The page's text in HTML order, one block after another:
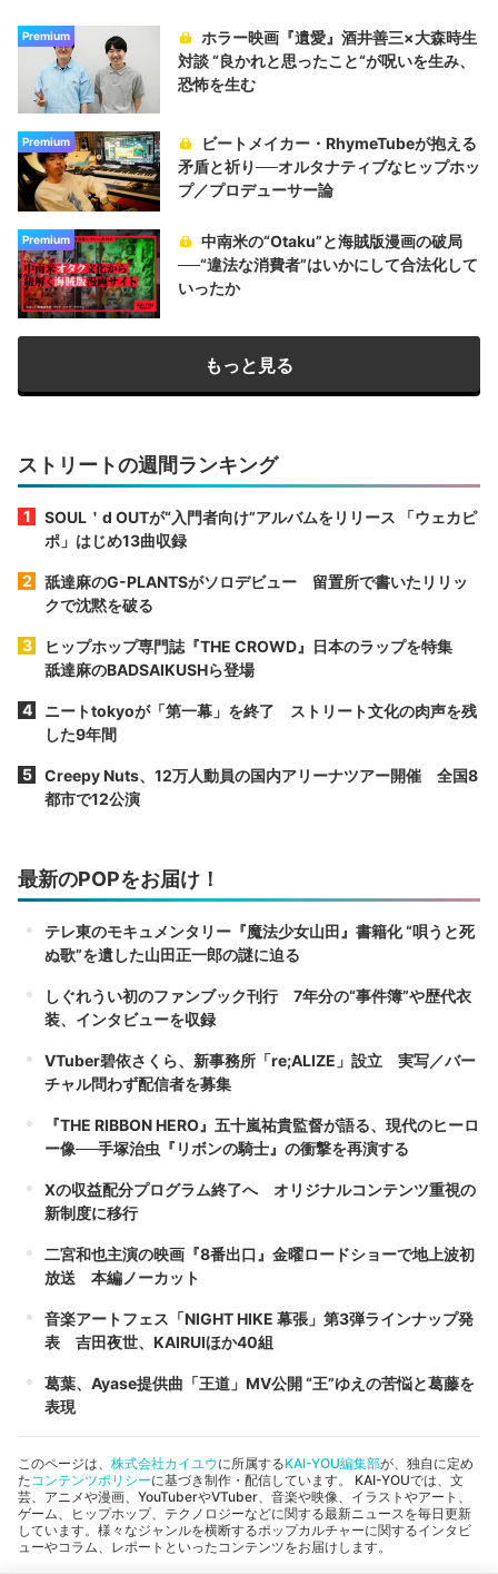
Premium
ホラー映画『遺愛』酒井善三×大森時生
対談 “良かれと思ったこと“が呪いを生み、
恐怖を生む
Premium
ビートメイカー・RhymeTubeが抱える
矛盾と祈り──オルタナティブなヒップホッ
プ／プロデューサー論
Premium
中南米の“Otaku”と海賊版漫画の破局
──“違法な消費者”はいかにして合法化して
いったか
もっと見る
ストリートの週間ランキング
SOUL＇d OUTが“入門者向け”アルバムをリリース 「ウェカピ
ポ」はじめ13曲収録
舐達麻のG-PLANTSがソロデビュー 留置所で書いたリリッ
クで沈黙を破る
ヒップホップ専門誌『THE CROWD』日本のラップを特集
舐達麻のBADSAIKUSHら登場
ニートtokyoが「第一幕」を終了 ストリート文化の肉声を残
した9年間
Creepy Nuts、12万人動員の国内アリーナツアー開催 全国8
都市で12公演
最新のPOPをお届け！
テレ東のモキュメンタリー『魔法少女山田』書籍化 “唄うと死
ぬ歌”を遺した山田正一郎の謎に迫る
しぐれうい初のファンブック刊行 7年分の“事件簿”や歴代衣
装、インタビューを収録
VTuber碧依さくら、新事務所「re;ALIZE」設立 実写／バー
チャル問わず配信者を募集
『THE RIBBON HERO』五十嵐祐貴監督が語る、現代のヒーロ
ー像──手塚治虫『リボンの騎士』の衝撃を再演する
Xの収益配分プログラム終了へ オリジナルコンテンツ重視の
新制度に移行
二宮和也主演の映画『8番出口』金曜ロードショーで地上波初
放送 本編ノーカット
音楽アートフェス「NIGHT HIKE 幕張」第3弾ラインナップ発
表 吉田夜世、KAIRUIほか40組
葛葉、Ayase提供曲「王道」MV公開 “王”ゆえの苦悩と葛藤を
表現
このページは、 株式会社カイユウに所属するKAI-YOU編集部が、独自に定め
た コンテンツポリシーに基づき制作・配信しています。 KAI-YOUでは、文
芸、アニメや漫画、YouTuberやVTuber、音楽や映像、イラストやアート、
ゲーム、ヒップホップ、テクノロジーなどに関する最新ニュースを毎日更新
しています。様々なジャンルを横断するポップカルチャーに関するインタビ
ューやコラム、レポートといったコンテンツをお届けします。